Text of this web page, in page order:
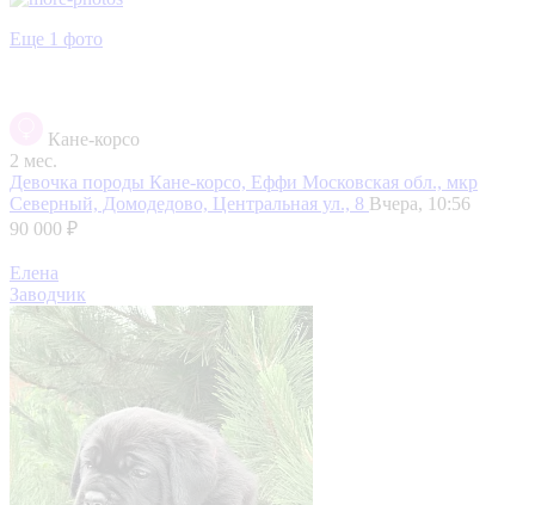
Еще 1 фото
Кане-корсо
2 мес.
Девочка породы Кане-корсо, Еффи Московская обл., мкр
Северный, Домодедово, Центральная ул., 8 Вчера, 10:56
90 000 ₽
Елена
Заводчик